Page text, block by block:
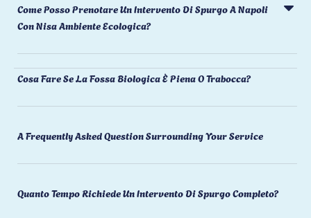
Come Posso Prenotare Un Intervento Di Spurgo A Napoli
Con Nisa Ambiente Ecologica?
Cosa Fare Se La Fossa Biologica È Piena O Trabocca?
A Frequently Asked Question Surrounding Your Service
Quanto Tempo Richiede Un Intervento Di Spurgo Completo?